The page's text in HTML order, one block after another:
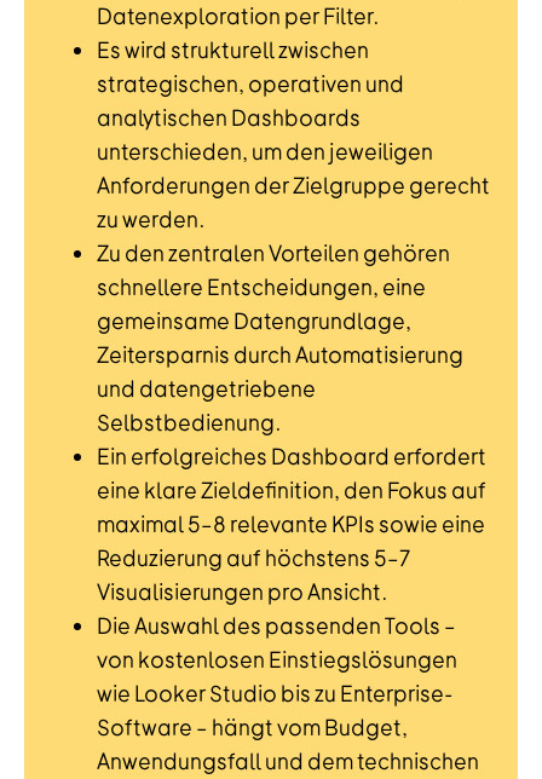
Datenexploration per Filter.
Es wird strukturell zwischen
strategischen, operativen und
analytischen Dashboards
unterschieden, um den jeweiligen
Anforderungen der Zielgruppe gerecht
zu werden.
Zu den zentralen Vorteilen gehören
schnellere Entscheidungen, eine
gemeinsame Datengrundlage,
Zeitersparnis durch Automatisierung
und datengetriebene
Selbstbedienung.
Ein erfolgreiches Dashboard erfordert
eine klare Zieldefinition, den Fokus auf
maximal 5–8 relevante KPIs sowie eine
Reduzierung auf höchstens 5–7
Visualisierungen pro Ansicht.
Die Auswahl des passenden Tools –
von kostenlosen Einstiegslösungen
wie Looker Studio bis zu Enterprise-
Software – hängt vom Budget,
Anwendungsfall und dem technischen